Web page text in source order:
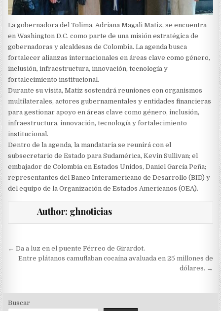
La gobernadora del Tolima, Adriana Magali Matiz, se encuentra
en Washington D.C. como parte de una misión estratégica de
gobernadoras y alcaldesas de Colombia. La agenda busca
fortalecer alianzas internacionales en áreas clave como género,
inclusión, infraestructura, innovación, tecnología y
fortalecimiento institucional.
Durante su visita, Matiz sostendrá reuniones con organismos
multilaterales, actores gubernamentales y entidades financieras
para gestionar apoyo en áreas clave como género, inclusión,
infraestructura, innovación, tecnología y fortalecimiento
institucional.
Dentro de la agenda, la mandataria se reunirá con el
subsecretario de Estado para Sudamérica, Kevin Sullivan; el
embajador de Colombia en Estados Unidos, Daniel García Peña;
representantes del Banco Interamericano de Desarrollo (BID) y
del equipo de la Organización de Estados Americanos (OEA).
Author: ghnoticias
Navegación
de
← Da a luz en el puente Férreo de Girardot.
Entre plátanos camuflaban cocaína avaluada en 25 millones de
dólares. →
Buscar